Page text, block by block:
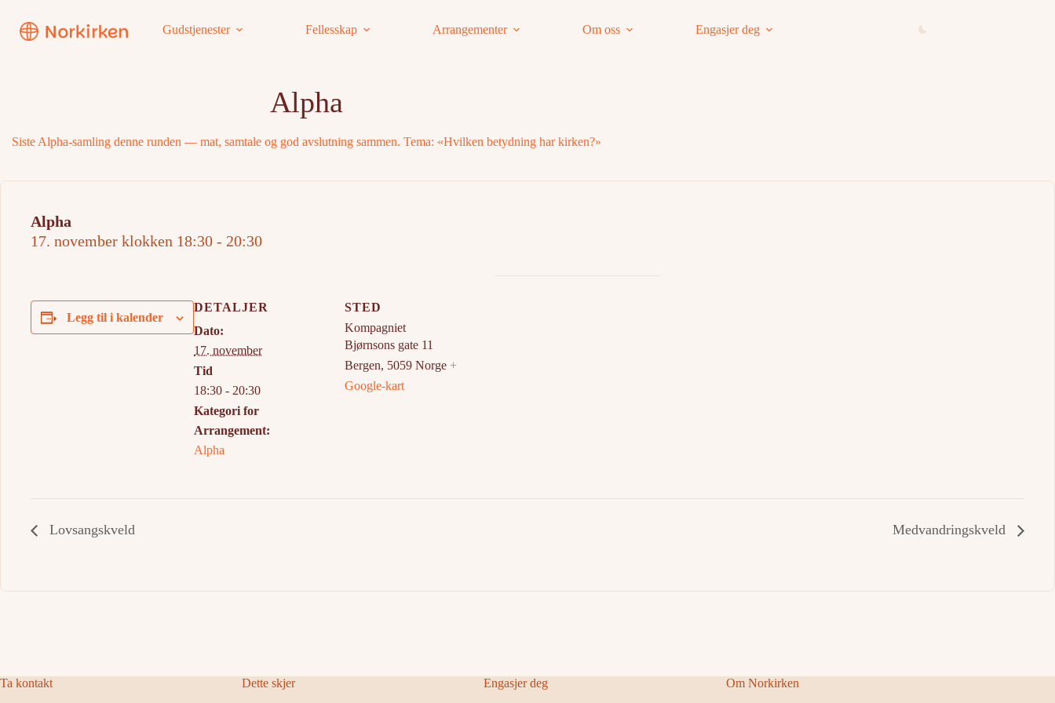
innholdet
Gudstjenester Fellesskap Arrangementer Om oss Engasjer deg
Alpha
Siste Alpha-samling denne runden — mat, samtale og god avslutning sammen. Tema: «Hvilken betydning har kirken?»
Alpha
17. november klokken 18:30 - 20:30
Legg til i kalender
DETALJER
Dato:
17. november
Tid
18:30 - 20:30
Kategori for
Arrangement:
Alpha
STED
Kompagniet
Bjørnsons gate 11
Bergen, 5059 Norge +
Google-kart
Lovsangskveld Medvandringskveld
Ta kontakt
Dette skjer
Engasjer deg
Om Norkirken